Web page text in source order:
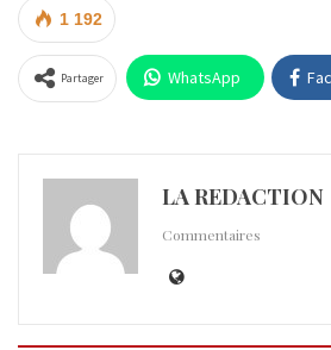
1 192
Partager WhatsApp
LA REDACTION
Commentaires